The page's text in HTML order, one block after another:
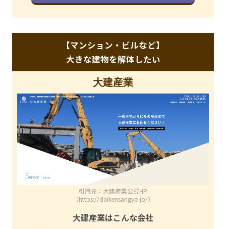
【マンション・ビルなど】
大きな建物を解体したい
大建産業
引用元：大建産業公式HP
（https://daikensangyo.jp/）
大建産業はこんな会社